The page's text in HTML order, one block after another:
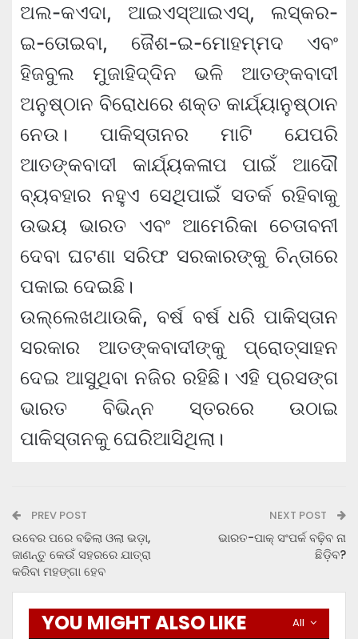
ଅଲ-କଏଦା, ଆଇଏସ୍‌ଆଇଏସ୍‌, ଲସ୍କର-
ଇ-ତୋଇବା, ଜୈଶ-ଇ-ମୋହମ୍ମଦ ଏବଂ
ହିଜବୁଲ ମୁଜାହିଦ୍ଦିନ ଭଳି ଆତଙ୍କବାଦୀ
ଅନୁଷ୍ଠାନ ବିରୋଧରେ ଶକ୍ତ କାର୍ଯ୍ୟାନୁଷ୍ଠାନ
ନେଉ। ପାକିସ୍ତାନର ମାଟି ଯେପରି
ଆତଙ୍କବାଦୀ କାର୍ଯ୍ୟକଳାପ ପାଇଁ ଆଦୌ
ବ୍ୟବହାର ନହୁଏ ସେଥିପାଇଁ ସତର୍କ ରହିବାକୁ
ଉଭୟ ଭାରତ ଏବଂ ଆମେରିକା ଚେତାବନୀ
ଦେବା ଘଟଣା ସରିଫ ସରକାରଙ୍କୁ ଚିନ୍ତାରେ
ପକାଇ ଦେଇଛି।
ଉଲ୍ଲେଖଥାଉକି, ବର୍ଷ ବର୍ଷ ଧରି ପାକିସ୍ତାନ
ସରକାର ଆତଙ୍କବାଦୀଙ୍କୁ ପ୍ରୋତ୍ସାହନ
ଦେଇ ଆସୁଥିବା ନଜିର ରହିଛି। ଏହି ପ୍ରସଙ୍ଗ
ଭାରତ ବିଭିନ୍ନ ସ୍ତରରେ ଉଠାଇ
ପାକିସ୍ତାନକୁ ଘେରିଆସିଥିଲା।
PREV POST
ଉବେର ପରେ ବଢିଲା ଓଲା ଭଡ଼ା,
ଜାଣନ୍ତୁ କେଉଁ ସହରରେ ଯାତ୍ରା
କରିବା ମହଙ୍ଗା ହେବ
NEXT POST
ଭାରତ-ପାକ୍ ସଂପର୍କ ବଢ଼ିବ ନା
ଛିଡ଼ିବ?
All
YOU MIGHT ALSO LIKE